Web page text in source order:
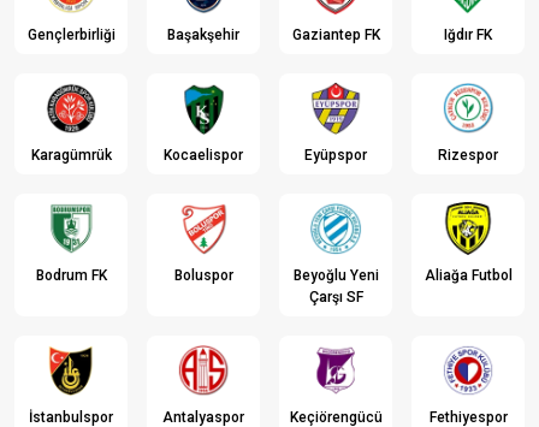
Gençlerbirliği Başakşehir Gaziantep FK Iğdır FK
Karagümrük Kocaelispor Eyüpspor Rizespor
Bodrum FK Boluspor
Beyoğlu Yeni
Çarşı SF
Aliağa Futbol
İstanbulspor Antalyaspor Keçiörengücü Fethiyespor